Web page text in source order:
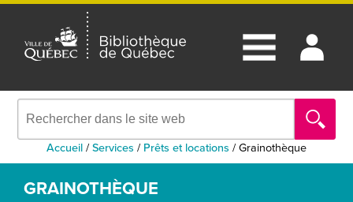
Accueil/Services / Prêts et locations /Grainothèque
GRAINOTHÈQUE